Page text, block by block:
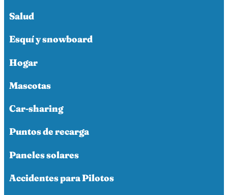
Salud
Esquí y snowboard
Hogar
Mascotas
Car-sharing
Puntos de recarga
Paneles solares
Accidentes para Pilotos